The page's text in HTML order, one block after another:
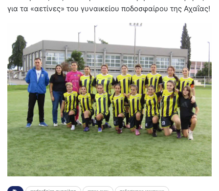
για τα «αετίνες» του γυναικείου ποδοσφαίρου της Αχαΐας!